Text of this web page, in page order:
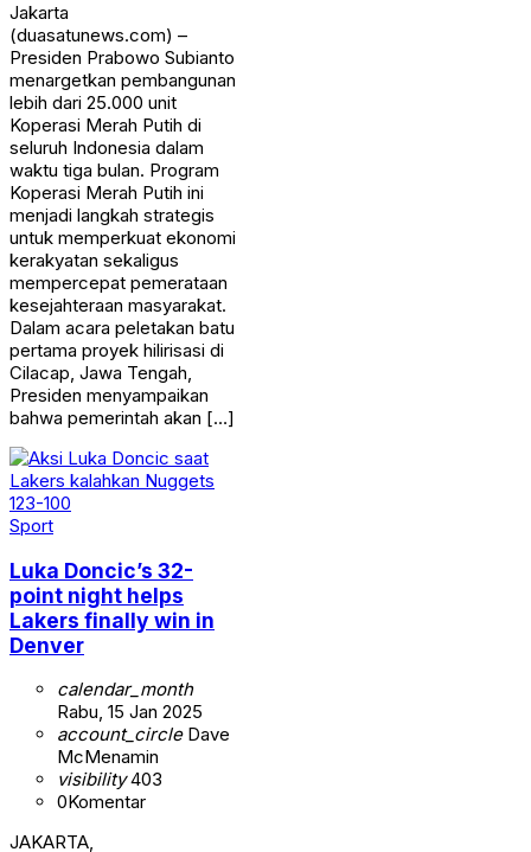
Jakarta
(duasatunews.com) –
Presiden Prabowo Subianto
menargetkan pembangunan
lebih dari 25.000 unit
Koperasi Merah Putih di
seluruh Indonesia dalam
waktu tiga bulan. Program
Koperasi Merah Putih ini
menjadi langkah strategis
untuk memperkuat ekonomi
kerakyatan sekaligus
mempercepat pemerataan
kesejahteraan masyarakat.
Dalam acara peletakan batu
pertama proyek hilirisasi di
Cilacap, Jawa Tengah,
Presiden menyampaikan
bahwa pemerintah akan […]
Sport
Luka Doncic’s 32-
point night helps
Lakers finally win in
Denver
calendar_month
Rabu, 15 Jan 2025
account_circleDave
McMenamin
visibility403
0Komentar
JAKARTA,